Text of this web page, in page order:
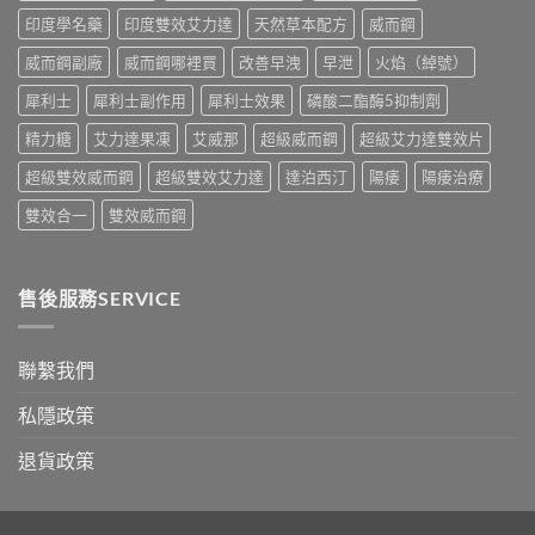
購
買
指
南〉
錢
與
真
假
辨
指
南〉
中
印度學名藥 印度雙效艾力達 天然草本配方
威而鋼
威而鋼副廠
威而鋼哪裡買 改善早洩 早泄
火焰（綽號）
犀利士
犀利士副作用 犀利士效果
磷酸二酯酶5抑制劑
精力糖
艾力達果凍 艾威那 超級威而鋼
超級艾力達雙效片
超級雙效威而鋼
超級雙效艾力達 達泊西汀 陽痿
陽痿治療
雙效合一
雙效威而鋼
售後服務SERVICE
聯繫我們
私隱政策
退貨政策